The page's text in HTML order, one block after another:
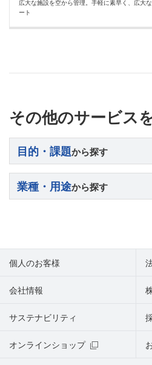
広大な施設を空から管理。手軽に素早く、広大
ート
その他のサービス
目的・課題から探す
業種・用途から探す
個人のお客様
会社情報
サステナビリティ
オンラインショップ